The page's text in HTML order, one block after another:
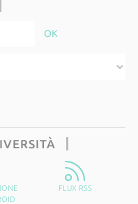
FLUX RSS